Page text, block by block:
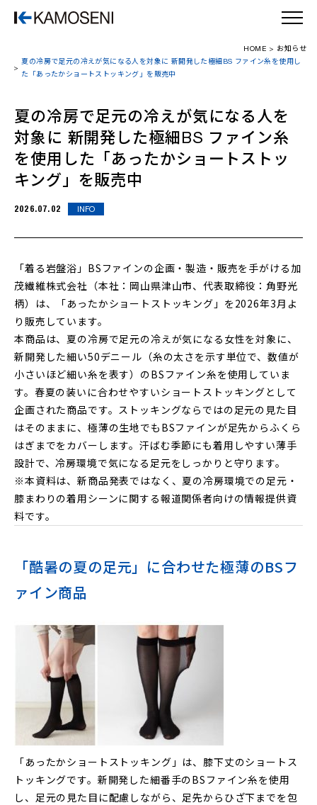
HOME
お知らせ
夏の冷房で足元の冷えが気になる人を対象に 新開発した極細BS ファイン糸を使用し
た「あったかショートストッキング」を販売中
夏の冷房で足元の冷えが気になる人を
対象に 新開発した極細BS ファイン糸
を使用した「あったかショートストッ
キング」を販売中
2026.07.02 INFO
「着る岩盤浴」BSファインの企画・製造・販売を手がける加
茂繊維株式会社（本社：岡山県津山市、代表取締役：角野光
柄）は、「あったかショートストッキング」を2026年3月よ
り販売しています。
本商品は、夏の冷房で足元の冷えが気になる女性を対象に、
新開発した細い50デニール（糸の太さを示す単位で、数値が
小さいほど細い糸を表す）のBSファイン糸を使用していま
す。春夏の装いに合わせやすいショートストッキングとして
企画された商品です。ストッキングならではの足元の見た目
はそのままに、極薄の生地でもBSファインが足先からふくら
はぎまでをカバーします。汗ばむ季節にも着用しやすい薄手
設計で、冷房環境で気になる足元をしっかりと守ります。
※本資料は、新商品発表ではなく、夏の冷房環境での足元・
膝まわりの着用シーンに関する報道関係者向けの情報提供資
料です。
「酷暑の夏の足元」に合わせた極薄のBSフ
ァイン商品
「あったかショートストッキング」は、膝下丈のショートス
トッキングです。新開発した細番手のBSファイン糸を使用
し、足元の見た目に配慮しながら、足先からひざ下までを包